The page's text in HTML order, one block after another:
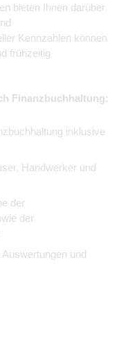
bieten Ihnen darüber
Kennzahlen können
frühzeitig
Finanzbuchhaltung:
inklusive
Handwerker und
der
der
und